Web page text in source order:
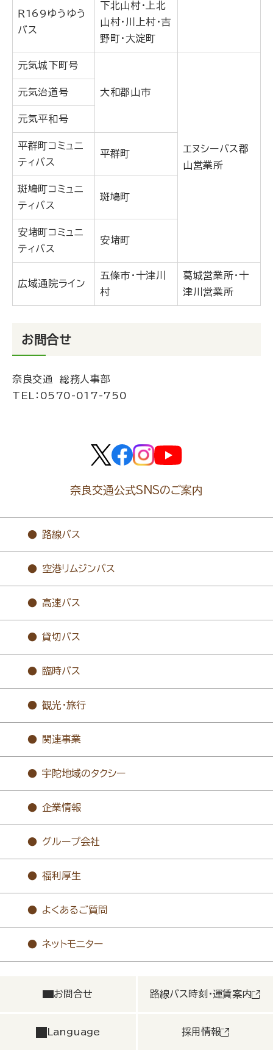
Ｒ169ゆうゆう
バス
下北山村・上北
山村・川上村・吉
野町・大淀町
元気城下町号
大和郡山市
エヌシーバス郡
山営業所
元気治道号
元気平和号
平群町コミュニ
ティバス
平群町
斑鳩町コミュニ
ティバス
斑鳩町
安堵町コミュニ
ティバス
安堵町
広域通院ライン
五條市・十津川
村
葛城営業所・十
津川営業所
お問合せ
奈良交通 総務人事部
TEL： 0570-017-750
奈良交通公式SNSのご案内
路線バス
空港リムジンバス
高速バス
貸切バス
臨時バス
観光・旅行
関連事業
宇陀地域のタクシー
企業情報
グループ会社
福利厚生
よくあるご質問
ネットモニター
お問合せ 路線バス時刻・運賃案内
Language 採用情報